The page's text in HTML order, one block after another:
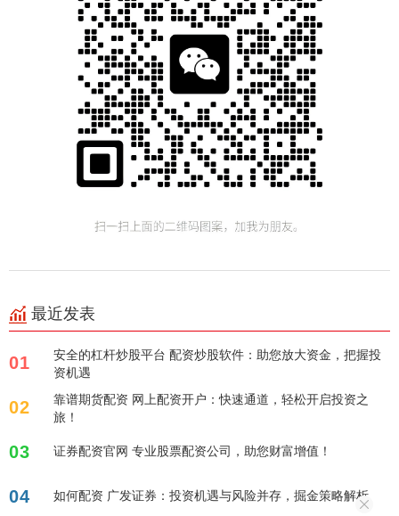
最近发表
01
安全的杠杆炒股平台 配资炒股软件：助您放大资金，把握投
资机遇
02
靠谱期货配资 网上配资开户：快速通道，轻松开启投资之
旅！
03 证券配资官网 专业股票配资公司，助您财富增值！
04 如何配资 广发证券：投资机遇与风险并存，掘金策略解析